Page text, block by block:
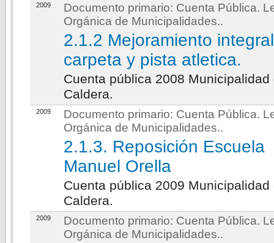
2009 Documento primario: Cuenta Pública.
Orgánica de Municipalidades..
2.1.2 Mejoramiento integral
carpeta y pista atletica.
Cuenta pública 2008 Municipalidad
Caldera.
2009 Documento primario: Cuenta Pública.
Orgánica de Municipalidades..
2.1.3. Reposición Escuela
Manuel Orella
Cuenta pública 2009 Municipalidad
Caldera.
2009 Documento primario: Cuenta Pública.
Orgánica de Municipalidades..